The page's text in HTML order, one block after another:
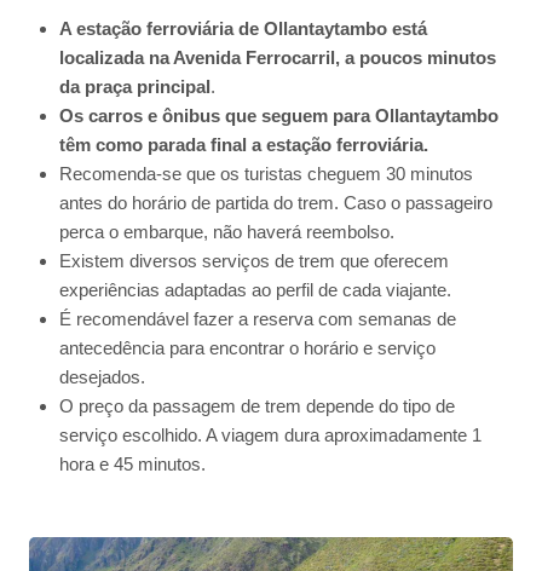
A estação ferroviária de Ollantaytambo está
localizada na Avenida Ferrocarril, a poucos minutos
da praça principal.
Os carros e ônibus que seguem para Ollantaytambo
têm como parada final a estação ferroviária.
Recomenda-se que os turistas cheguem 30 minutos
antes do horário de partida do trem. Caso o passageiro
perca o embarque, não haverá reembolso.
Existem diversos serviços de trem que oferecem
experiências adaptadas ao perfil de cada viajante.
É recomendável fazer a reserva com semanas de
antecedência para encontrar o horário e serviço
desejados.
O preço da passagem de trem depende do tipo de
serviço escolhido. A viagem dura aproximadamente 1
hora e 45 minutos.